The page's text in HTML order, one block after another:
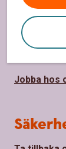
Om Södra
Hållbarhet
Jobba hos